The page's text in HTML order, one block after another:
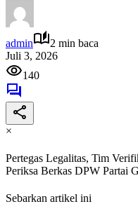
admin
2 min baca
Juli 3, 2026
140
×
Pertegas Legalitas, Tim
Periksa Berkas DPW Partai
Sebarkan artikel ini